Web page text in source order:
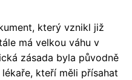
který vznikl již
má velkou váhu v
zásada byla původně
kteří měli přísahat